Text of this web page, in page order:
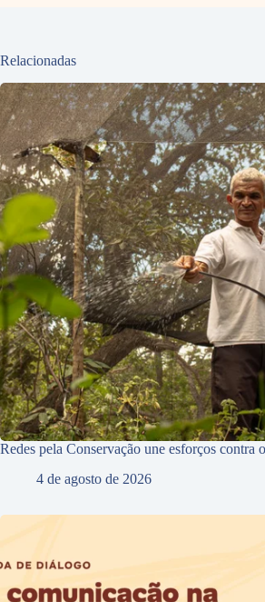
Relacionadas
Redes pela Conservação une esforços contra
4 de agosto de 2026